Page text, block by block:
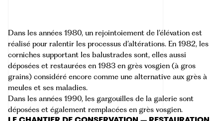
Dans les années 1980, un rejointoiement de l’élévation est
réalisé pour ralentir les processus d’altérations. En 1982, les
corniches supportant les balustrades sont, elles aussi
déposées et restaurées en 1983 en grès vosgien (à gros
grains) considéré encore comme une alternative aux grès à
meules et ses maladies.
Dans les années 1990, les gargouilles de la galerie sont
déposées et également remplacées en grès vosgien.